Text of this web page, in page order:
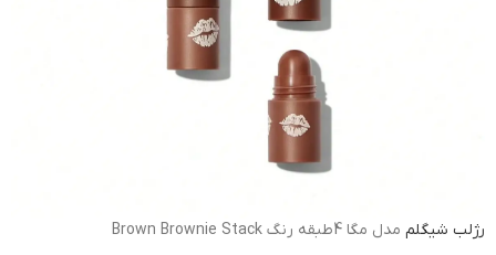
رژلب شیگلم مدل مگا 4طبقه رنگ Brown Brownie Stack